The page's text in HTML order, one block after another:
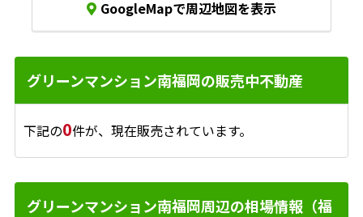
GoogleMapで周辺地図を表示
グリーンマンション南福岡の販売中不動産
下記の0件が、現在販売されています。
グリーンマンション南福岡周辺の相場情報（福